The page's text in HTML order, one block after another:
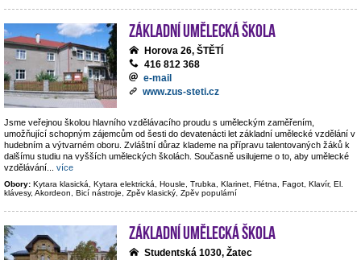
Základní umělecká škola
Horova 26, ŠTĚTÍ
416 812 368
e-mail
www.zus-steti.cz
Jsme veřejnou školou hlavního vzdělávacího proudu s uměleckým zaměřením,
umožňující schopným zájemcům od šesti do devatenácti let základní umělecké vzdělání v
hudebním a výtvarném oboru. Zvláštní důraz klademe na přípravu talentovaných žáků k
dalšímu studiu na vyšších uměleckých školách. Současně usilujeme o to, aby umělecké
vzdělávání
více
Obory: Kytara klasická, Kytara elektrická, Housle, Trubka, Klarinet, Flétna, Fagot, Klavír, El.
klávesy, Akordeon, Bicí nástroje, Zpěv klasický, Zpěv populární
Základní umělecká škola
Studentská 1030, Žatec